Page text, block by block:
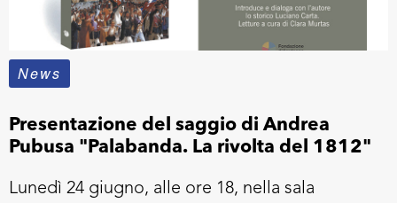
News
Presentazione del saggio di Andrea
Pubusa "Palabanda. La rivolta del 1812"
Lunedì 24 giugno, alle ore 18, nella sala